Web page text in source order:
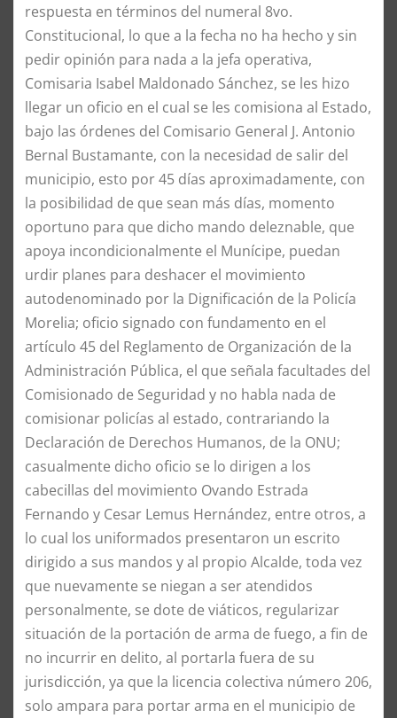
respuesta en términos del numeral 8vo.
Constitucional, lo que a la fecha no ha hecho y sin
pedir opinión para nada a la jefa operativa,
Comisaria Isabel Maldonado Sánchez, se les hizo
llegar un oficio en el cual se les comisiona al Estado,
bajo las órdenes del Comisario General J. Antonio
Bernal Bustamante, con la necesidad de salir del
municipio, esto por 45 días aproximadamente, con
la posibilidad de que sean más días, momento
oportuno para que dicho mando deleznable, que
apoya incondicionalmente el Munícipe, puedan
urdir planes para deshacer el movimiento
autodenominado por la Dignificación de la Policía
Morelia; oficio signado con fundamento en el
artículo 45 del Reglamento de Organización de la
Administración Pública, el que señala facultades del
Comisionado de Seguridad y no habla nada de
comisionar policías al estado, contrariando la
Declaración de Derechos Humanos, de la ONU;
casualmente dicho oficio se lo dirigen a los
cabecillas del movimiento Ovando Estrada
Fernando y Cesar Lemus Hernández, entre otros, a
lo cual los uniformados presentaron un escrito
dirigido a sus mandos y al propio Alcalde, toda vez
que nuevamente se niegan a ser atendidos
personalmente, se dote de viáticos, regularizar
situación de la portación de arma de fuego, a fin de
no incurrir en delito, al portarla fuera de su
jurisdicción, ya que la licencia colectiva número 206,
solo ampara para portar arma en el municipio de